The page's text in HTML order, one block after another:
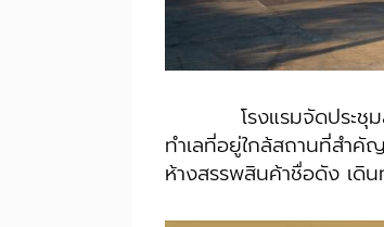
โรงแรมจัดประชุมสัม
ทำเลที่อยู่ใกล้สถานที่สำ
ห้างสรรพสินค้าชื่อดัง เดิ